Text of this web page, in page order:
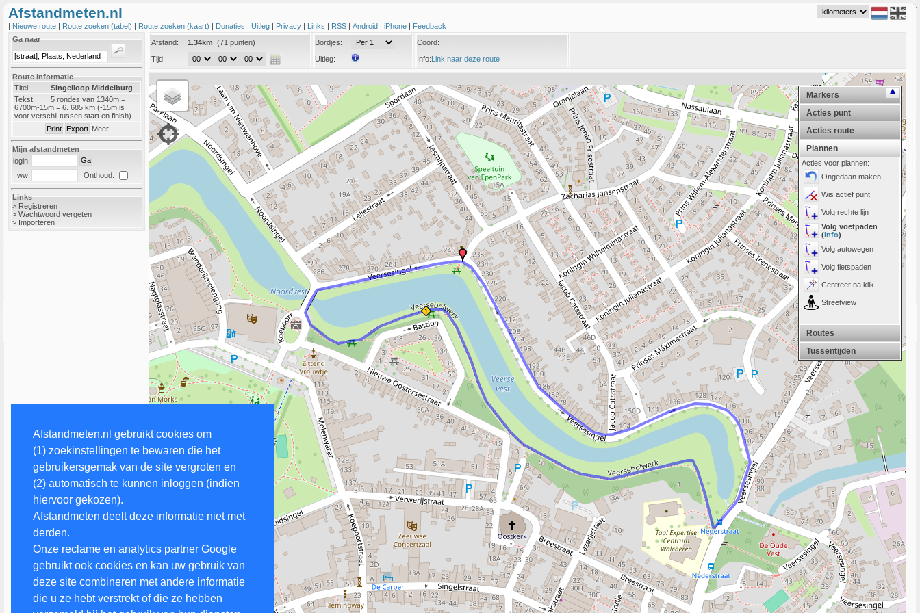
Afstandmeten.nl gebruikt cookies om
(1) zoekinstellingen te bewaren die het
gebruikersgemak van de site vergroten en
(2) automatisch te kunnen inloggen (indien
hiervoor gekozen).
Afstandmeten deelt deze informatie niet met
derden.
Onze reclame en analytics partner Google
gebruikt ook cookies en kan uw gebruik van
deze site combineren met andere informatie
die u ze hebt verstrekt of die ze hebben
Afstandmeten.nl
| Nieuwe route | Route zoeken (tabel) | Route zoeken (kaart) | Donaties | Uitleg | Privacy | Links | RSS | Android | iPhone | Feedback
Ga naar
Route informatie
Titel:
Singelloop Middelburg
Tekst:
5 rondes van 1340m =
6700m-15m = 6. 685 km (-15m is
voor verschil tussen start en finish)
Meer
Mijn afstandmeten
login:
ww:
Onthoud:
Links
> Registreren
> Wachtwoord vergeten
> Importeren
Afstand: 1.34km
(71 punten)
Tijd:
Bordjes:
Uitleg:
Coord:
Info:Link naar deze route
Markers
Acties punt
Acties route
Plannen
Acties voor plannen:
Ongedaan maken
Wis actief punt
Volg rechte lijn
Volg voetpaden
(info)
Volg autowegen
Volg fietspaden
Centreer na klik
Streetview
Routes
Tussentijden